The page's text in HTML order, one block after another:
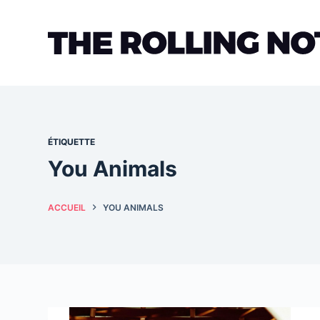
ÉTIQUETTE
You Animals
ACCUEIL YOU ANIMALS